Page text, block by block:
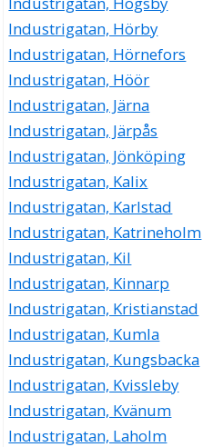
Industrigatan, Hörby
Industrigatan, Hörnefors
Industrigatan, Höör
Industrigatan, Järna
Industrigatan, Järpås
Industrigatan, Jönköping
Industrigatan, Kalix
Industrigatan, Karlstad
Industrigatan, Katrineholm
Industrigatan, Kil
Industrigatan, Kinnarp
Industrigatan, Kristianstad
Industrigatan, Kumla
Industrigatan, Kungsbacka
Industrigatan, Kvissleby
Industrigatan, Kvänum
Industrigatan, Laholm